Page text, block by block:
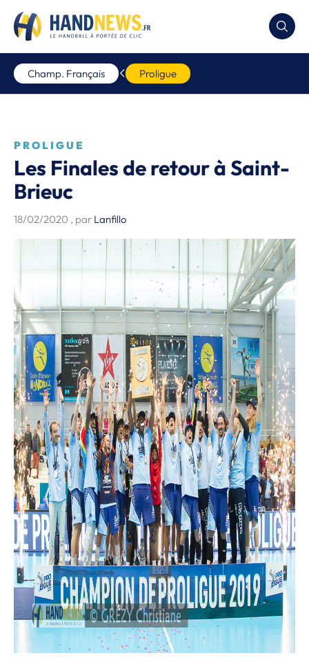
Champ. Français Proligue
PROLIGUE
Les Finales de retour à Saint-
Brieuc
18/02/2020 , par Lanfillo